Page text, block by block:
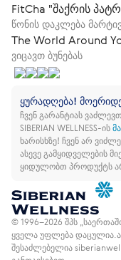
FitCha "შაქრის
წონის დაკლება
The World Around
ვიცავთ ბუნებას
ყურადღება!
ჩვენ გარანტიას
SIBERIAN WELLNESS-ის
ხარისხზე! ჩვენ არ
ასევე გამყიდველების
ყიდულობთ პროდუქტს
© 1996–2026 შპს
ყველა უფლება დაცულია.
შესაძლებელია